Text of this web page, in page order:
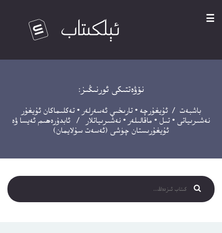
☰
نۆۋەتتىكى ئورنىڭىز:
باشبەت /ئۇيغۇرچە •تارىخىي ئەسەرلەر •تەكلىماكان ئۇيغۇر
نەشىرىياتى • تىل • ماقالىلەر • نەشىرىياتلار / ئابدۇرەھىم ئەيسا ۋە
ئۇيغۇرىستان چۈشى (ئەسەت سۇلايمان)